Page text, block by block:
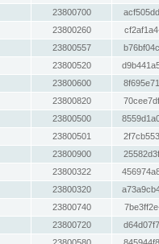
23800700
23800260
23800557
23800520
23800600
23800820
23800500
23800501
23800900
23800322
23800320
23800740
23800720